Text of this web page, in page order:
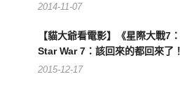
2014-11-07
【貓大爺看電影】《星際大戰7
Star War 7：該回來的都回來了
2015-12-17